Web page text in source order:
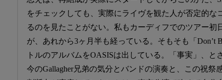
をチェックしても、実際にライヴを観た人が否定的な
るのを見たことがない。私もカーディフでのツアー初
が、あれから3ヶ月半も経っている。そもそも「Don’t
トルのアルバムをOASISは出している。「事実」、
今のGallagher兄弟の気分とバンドの演奏と、この祝祭